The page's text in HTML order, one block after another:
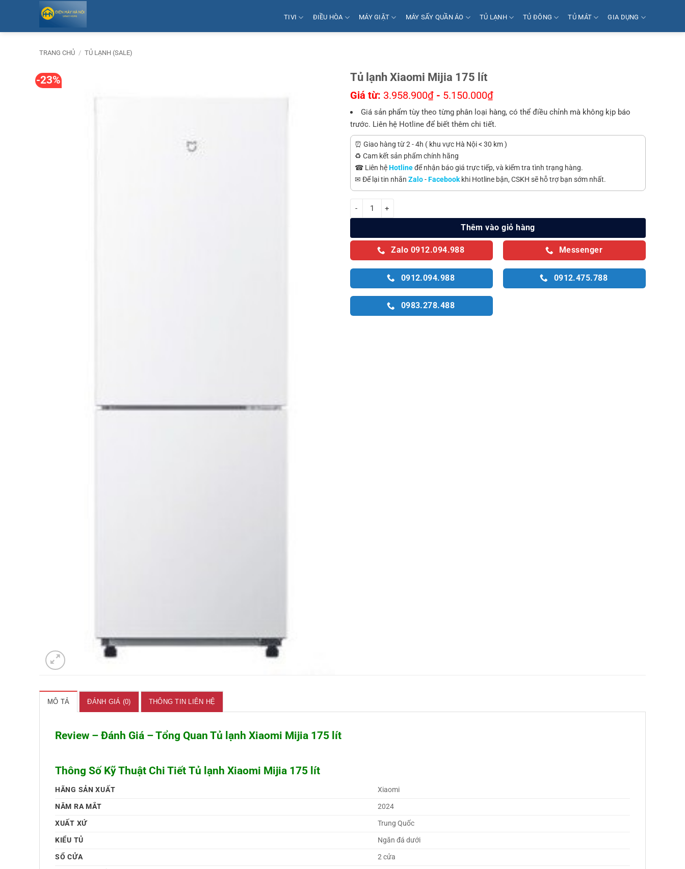
nội
TIVI ĐIỀU HÒA MÁY GIẶT MÁY SẤY QUẦN ÁO TỦ LẠNH TỦ ĐÔNG TỦ MÁT GIA DỤNG
TRANG CHỦ / TỦ LẠNH (SALE)
-23% Tủ lạnh Xiaomi Mijia 175 lít
Giá từ: 3.958.900₫ - 5.150.000₫
Giá sản phẩm tùy theo từng phân loại hàng, có thể điều chỉnh mà không kịp báo
trước. Liên hệ Hotline để biết thêm chi tiết.
⏰ Giao hàng từ 2 - 4h ( khu vực Hà Nội < 30 km )
♻️ Cam kết sản phẩm chính hãng
☎ Liên hệHotlineđể nhận báo giá trực tiếp, và kiểm tra tình trạng hàng.
✉ Để lại tin nhắn Zalo-Facebook khi Hotline bận, CSKH sẽ hỗ trợ bạn sớm nhất.
Tủ lạnh Xiaomi Mijia 175 lít số lượng
Thêm vào giỏ hàng
Zalo 0912.094.988 Messenger
0912.094.988 0912.475.788
0983.278.488
MÔ TẢ ĐÁNH GIÁ (0) THÔNG TIN LIÊN HỆ
Review – Đánh Giá – Tổng Quan Tủ lạnh Xiaomi Mijia 175 lít
Thông Số Kỹ Thuật Chi Tiết Tủ lạnh Xiaomi Mijia 175 lít
HÃNG SẢN XUẤT
Xiaomi
NĂM RA MẮT
2024
XUẤT XỨ
Trung Quốc
KIỂU TỦ
Ngăn đá dưới
SỔ CỬA
2 cửa